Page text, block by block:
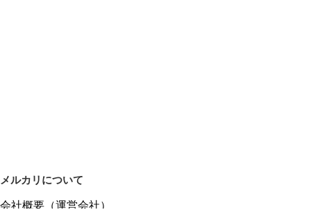
メルカリについて
会社概要（運営会社）